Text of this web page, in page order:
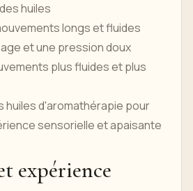
huiles
longs et fluides
et une pression doux
plus fluides et plus
huiles d'aromathérapie pour
sensorielle et apaisante
expérience